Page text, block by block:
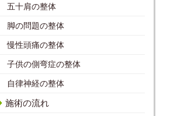
五十肩の整体
脚の問題の整体
慢性頭痛の整体
子供の側弯症の整体
自律神経の整体
施術の流れ